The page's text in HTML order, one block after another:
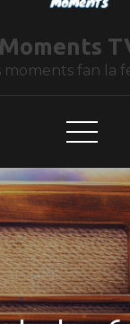
moments fan la